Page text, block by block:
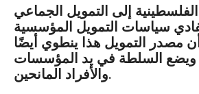
إلى التمويل الجماعي
سياسات التمويل المؤسسية
أن مصدر التمويل هذا ينطوي أيضًا
ويضع السلطة في يد المؤسسات
والأفراد المانحين.